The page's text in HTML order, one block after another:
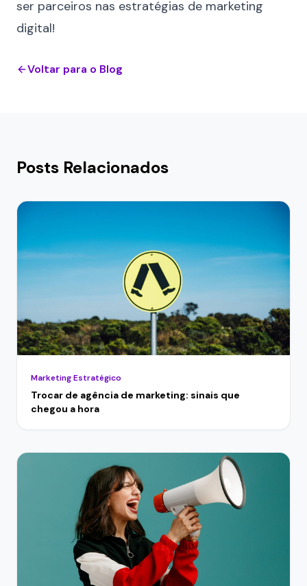
ser parceiros nas estratégias de marketing
digital!
Voltar para o Blog
Posts Relacionados
Marketing Estratégico
Trocar de agência de marketing: sinais que
chegou a hora